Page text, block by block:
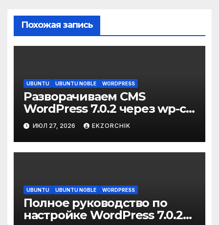
Похожая запись
UBUNTU UBUNTU NOBLE WORDPRESS
Разворачиваем CMS
WordPress 7.0.2 через wp-cli
на Ubuntu 24.04 LTS Server
ИЮЛ 27, 2026 EKZORCHIK
UBUNTU UBUNTU NOBLE WORDPRESS
Полное руководство по
настройке WordPress 7.0.2